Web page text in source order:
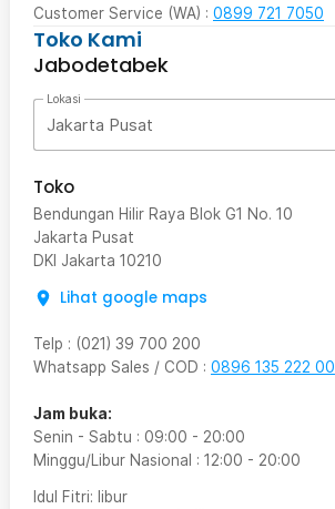
Customer Service (WA) : 0899 721 7050
Toko Kami
Jabodetabek
Lokasi
Jakarta Pusat
Toko
Bendungan Hilir Raya Blok G1 No. 10
Jakarta Pusat
DKI Jakarta 10210
Lihat google maps
Telp : (021) 39 700 200
Whatsapp Sales / COD : 0896 135 222 00
Jam buka:
Senin - Sabtu : 09:00 - 20:00
Minggu/Libur Nasional : 12:00 - 20:00
Idul Fitri: libur